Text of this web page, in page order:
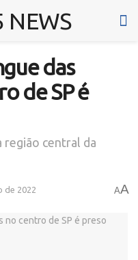
das
de SP é
região central da
de 2022 AA